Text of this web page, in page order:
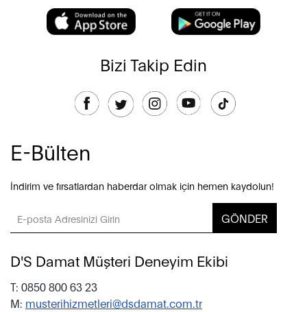
Bizi Takip Edin
E-Bülten
İndirim ve fırsatlardan haberdar olmak için hemen kaydolun!
GÖNDER
D'S Damat Müşteri Deneyim Ekibi
T: 0850 800 63 23
M: musterihizmetleri@dsdamat.com.tr